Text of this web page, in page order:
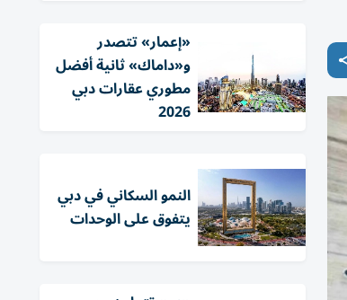
«إعمار» تتصدر
و«داماك» ثانية أفضل
مطوري عقارات دبي
2026
النمو السكاني في دبي
يتفوق على الوحدات